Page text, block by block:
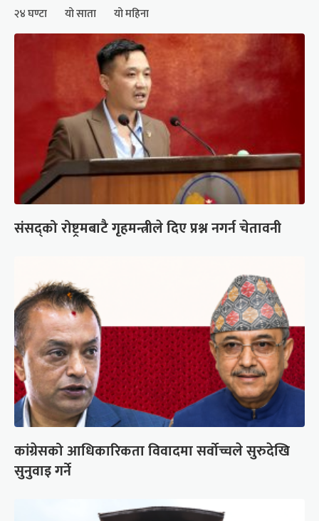
२४ घण्टा यो साता यो महिना
संसद्को रोष्ट्रमबाटै गृहमन्त्रीले दिए प्रश्न नगर्न चेतावनी
कांग्रेसको आधिकारिकता विवादमा सर्वोच्चले सुरुदेखि
सुनुवाइ गर्ने